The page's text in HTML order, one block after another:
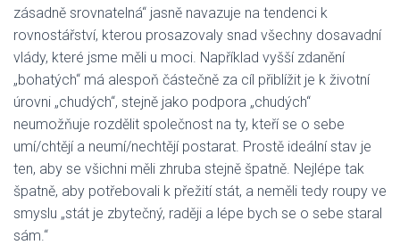
zásadně srovnatelná“ jasně navazuje na tendenci k
rovnostářství, kterou prosazovaly snad všechny dosavadní
vlády, které jsme měli u moci. Například vyšší zdanění
„bohatých“ má alespoň částečně za cíl přiblížit je k životní
úrovni „chudých“, stejně jako podpora „chudých“
neumožňuje rozdělit společnost na ty, kteří se o sebe
umí/chtějí a neumí/nechtějí postarat. Prostě ideální stav je
ten, aby se všichni měli zhruba stejně špatně. Nejlépe tak
špatně, aby potřebovali k přežití stát, a neměli tedy roupy ve
smyslu „stát je zbytečný, raději a lépe bych se o sebe staral
sám.“